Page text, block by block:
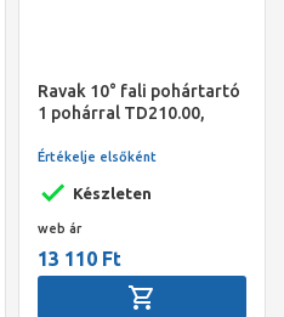
Ravak 10° fali pohártartó
1 pohárral TD210.00,
Készleten
Értékelje elsőként
web ár
13 110 Ft